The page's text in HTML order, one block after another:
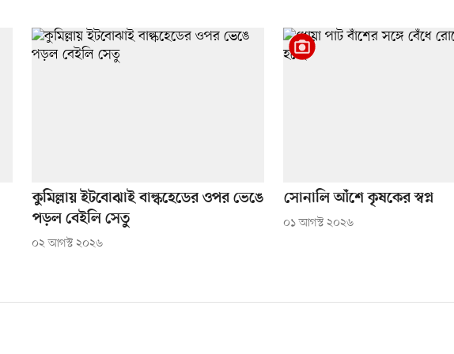
কুমিল্লায় ইটবোঝাই বাল্কহেডের ওপর ভেঙে
পড়ল বেইলি সেতু
০২ আগস্ট ২০২৬
সোনালি আঁশে কৃষকের স্বপ্ন
০১ আগস্ট ২০২৬